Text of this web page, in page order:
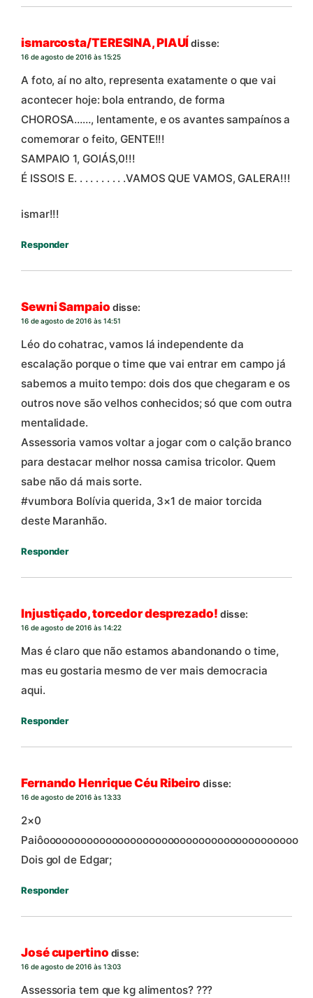
ismarcosta/TERESINA, PIAUÍdisse:
16 de agosto de 2016 às 15:25
A foto, aí no alto, representa exatamente o que vai
acontecer hoje: bola entrando, de forma
CHOROSA……, lentamente, e os avantes sampaínos a
comemorar o feito, GENTE!!!
SAMPAIO 1, GOIÁS,0!!!
É ISSO!S E. . . . . . . . . .VAMOS QUE VAMOS, GALERA!!!
ismar!!!
Responder
Sewni Sampaio disse:
16 de agosto de 2016 às 14:51
Léo do cohatrac, vamos lá independente da
escalação porque o time que vai entrar em campo já
sabemos a muito tempo: dois dos que chegaram e os
outros nove são velhos conhecidos; só que com outra
mentalidade.
Assessoria vamos voltar a jogar com o calção branco
para destacar melhor nossa camisa tricolor. Quem
sabe não dá mais sorte.
#vumbora Bolívia querida, 3×1 de maior torcida
deste Maranhão.
Responder
Injustiçado, torcedor desprezado! disse:
16 de agosto de 2016 às 14:22
Mas é claro que não estamos abandonando o time,
mas eu gostaria mesmo de ver mais democracia
aqui.
Responder
Fernando Henrique Céu Ribeiro disse:
16 de agosto de 2016 às 13:33
2×0
Paiôooooooooooooooooooooooooooooooooooooooooo
Dois gol de Edgar;
Responder
José cupertino disse:
16 de agosto de 2016 às 13:03
Assessoria tem que kg alimentos? ???